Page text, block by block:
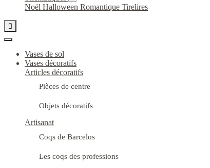
Noël Halloween Romantique Tirelires

Vases de sol
Vases décoratifs
Articles décoratifs
Pièces de centre
Objets décoratifs
Artisanat
Coqs de Barcelos
Les coqs des professions